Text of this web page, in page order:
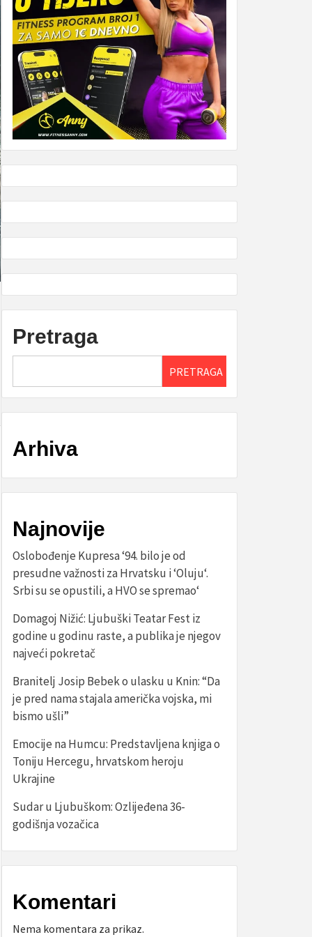
Pretraga
PRETRAGA
Arhiva
Najnovije
Oslobođenje Kupresa ‘94. bilo je od
presudne važnosti za Hrvatsku i ‘Oluju‘.
Srbi su se opustili, a HVO se spremao‘
Domagoj Nižić: Ljubuški Teatar Fest iz
godine u godinu raste, a publika je njegov
najveći pokretač
Branitelj Josip Bebek o ulasku u Knin: “Da
je pred nama stajala američka vojska, mi
bismo ušli”
Emocije na Humcu: Predstavljena knjiga o
Toniju Hercegu, hrvatskom heroju
Ukrajine
Sudar u Ljubuškom: Ozlijeđena 36-
godišnja vozačica
Komentari
Nema komentara za prikaz.